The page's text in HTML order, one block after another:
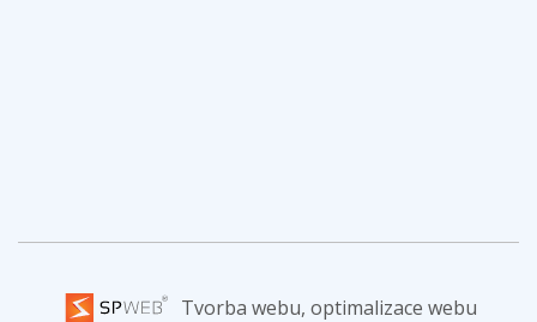
Tvorba webu, optimalizace webu